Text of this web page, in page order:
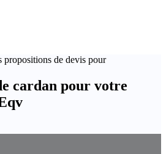
propositions de devis pour
cardan pour votre